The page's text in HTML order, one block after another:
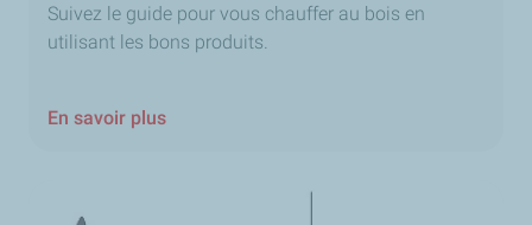
Suivez le guide pour vous chauffer au bois en
utilisant les bons produits.
En savoir plus